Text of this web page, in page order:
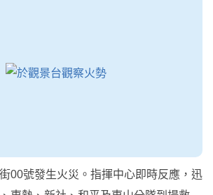
00號發生火災。指揮中心即時反應，迅